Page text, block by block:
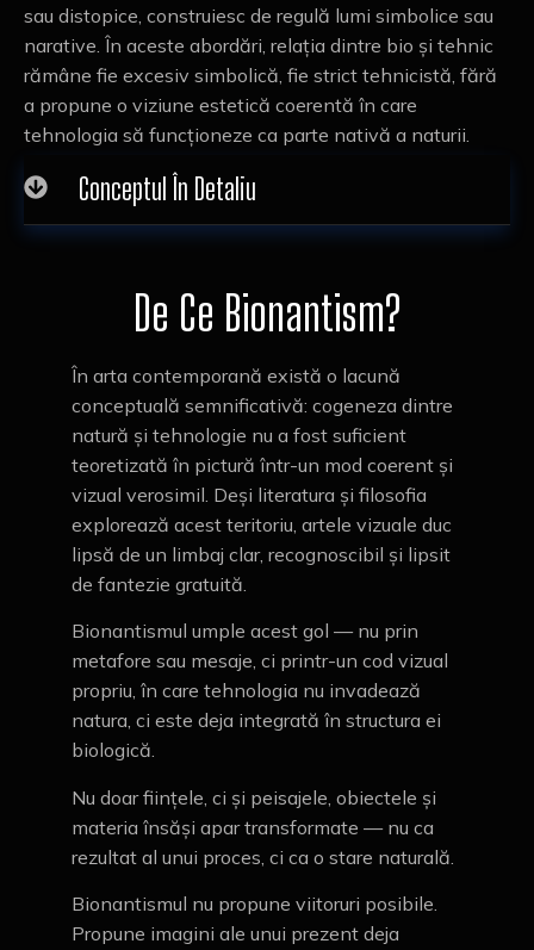
sau distopice, construiesc de regulă lumi simbolice sau
narative. În aceste abordări, relația dintre bio și tehnic
rămâne fie excesiv simbolică, fie strict tehnicistă, fără
a propune o viziune estetică coerentă în care
tehnologia să funcționeze ca parte nativă a naturii.
Conceptul În Detaliu
De Ce Bionantism?
În arta contemporană există o lacună
conceptuală semnificativă: cogeneza dintre
natură și tehnologie nu a fost suficient
teoretizată în pictură într-un mod coerent și
vizual verosimil. Deși literatura și filosofia
explorează acest teritoriu, artele vizuale duc
lipsă de un limbaj clar, recognoscibil și lipsit
de fantezie gratuită.
Bionantismul umple acest gol — nu prin
metafore sau mesaje, ci printr-un cod vizual
propriu, în care tehnologia nu invadează
natura, ci este deja integrată în structura ei
biologică.
Nu doar ființele, ci și peisajele, obiectele și
materia însăși apar transformate — nu ca
rezultat al unui proces, ci ca o stare naturală.
Bionantismul nu propune viitoruri posibile.
Propune imagini ale unui prezent deja